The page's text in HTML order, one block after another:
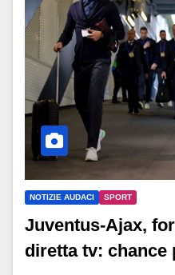
NOTIZIE AUDACI SPORT
Juventus-Ajax,
diretta tv: chance